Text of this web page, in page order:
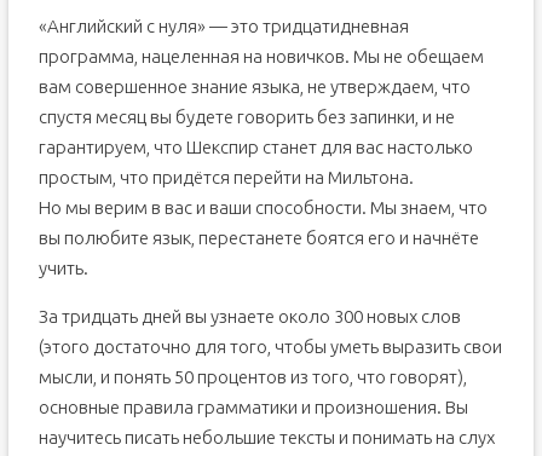
Английские глаголы бывают правильными и
Кто такой one?
Прилагательные, род число, склонение.
Числительные
Порядок слов в английском предложении
Коротко о предлогах
Изучаем грамматику английского языка
С чего начать?
Как выбрать учебник грамматики?
Выбор заданий
Грамматика и лексика
«Английский с нуля» — это тридцатидневная
программа, нацеленная на новичков. Мы не обещаем
вам совершенное знание языка, не утверждаем, что
спустя месяц вы будете говорить без запинки, и не
гарантируем, что Шекспир станет для вас настолько
простым, что придётся перейти на Мильтона.
Но мы верим в вас и ваши способности. Мы знаем, что
вы полюбите язык, перестанете боятся его и начнёте
учить.
За тридцать дней вы узнаете около 300 новых слов
(этого достаточно для того, чтобы уметь выразить свои
мысли, и понять 50 процентов из того, что говорят),
основные правила грамматики и произношения. Вы
научитесь писать небольшие тексты и понимать на слух